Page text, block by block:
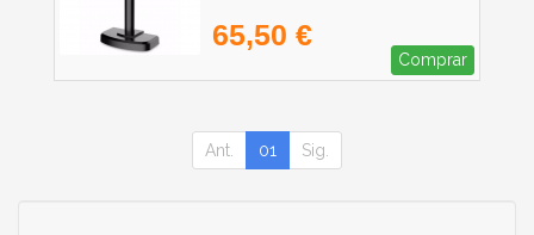
65,50 €
Comprar
Ant. 01 Sig.